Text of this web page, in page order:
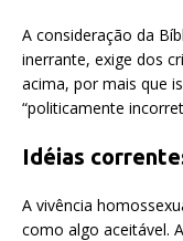
A consideração da
inerrante, exige dos
acima, por mais que
“politicamente
Idéias
A vivência
como algo aceitável.